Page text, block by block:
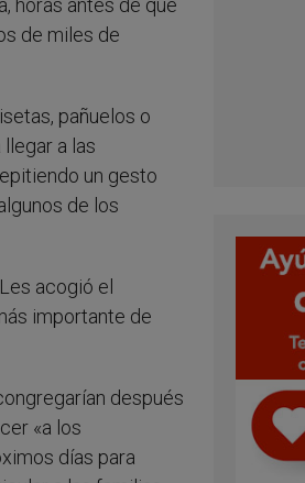
horas antes de que
de miles de
pañuelos o
a las
un gesto
de los
acogió el
importante de
después
«a los
días para